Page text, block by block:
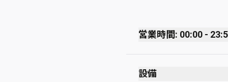
営業時間: 00:00 -
Monday
Tuesday
設備